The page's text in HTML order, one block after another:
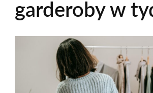
garderoby w